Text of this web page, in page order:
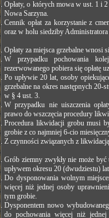
Opłaty, o których mowa w ust. 1 i
Nowa Sarzyna.
Cennik opłat za korzystanie z
oraz w holu siedziby Administratora
Opłaty za miejsca grzebalne wnosi
W przypadku pochowania
rezerwowanego pobiera się opłatę
Po upływie 20 lat, osoby
grzebalne na okres następnych 20-
w § 4 ust. 3.
W przypadku nie uiszczenia
prawo do wszczęcia procedury
Procedura likwidacji grobu musi
grobie z co najmniej 6-cio
Z czynności związanych z
Grób ziemny zwykły nie może
upływem okresu 20 (dwudziestu)
Do dysponowania wolnym
więcej niż jednej osoby
tym grobie.
Dysponentem nowo
do pochowania więcej niż